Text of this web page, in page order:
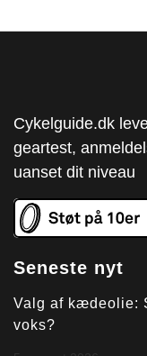
Cykelguide.dk
geartest,
uanset dit niveau
Seneste nyt
Valg af kædeolie:
voks?